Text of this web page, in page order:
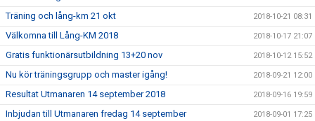
Träning och lång-km 21 okt 2018-10-21 08:31
Välkomna till Lång-KM 2018 2018-10-17 21:07
Gratis funktionärsutbildning 13+20 nov 2018-10-12 15:52
Nu kör träningsgrupp och master igång! 2018-09-21 12:00
Resultat Utmanaren 14 september 2018 2018-09-16 19:59
Inbjudan till Utmanaren fredag 14 september 2018-09-01 17:25